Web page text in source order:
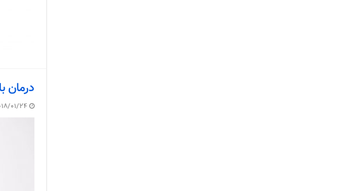
درمان با Botox سرعت رشد حسی را کاهش می‌دهد
01/24